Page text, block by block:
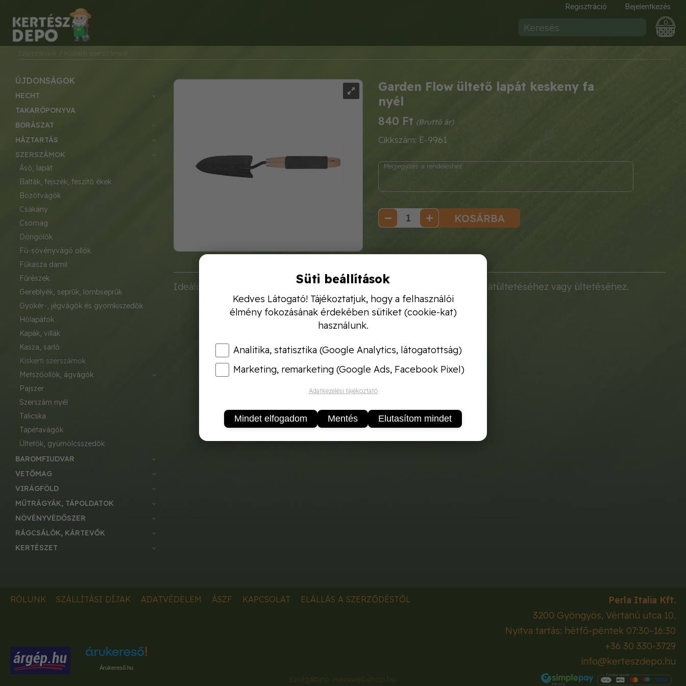
Regisztráció Bejelentkezés
0
Szerszámok / Kiskerti szerszámok
Garden Flow ültető lapát keskeny fa
nyél
840 Ft
Cikkszám: E-9961
KOSÁRBA
Ideális választás virágok, palánták és kisebb növények gyors és könnyű átültetéséhez vagy ültetéséhez.
ÚJDONSÁGOK
HECHT
TAKARÓPONYVA
BORÁSZAT
HÁZTARTÁS
SZERSZÁMOK
ásó, lapát
balták, fejszék, feszítő ékek
bozótvágók
csákány
csomag
döngölők
fű-sövényvágó ollók
fűkasza damil
fűrészek
gereblyék, seprűk, lombseprűk
gyökér-, jégvágók és gyomkiszedők
hólapátok
kapák, villák
kasza, sarló
kiskerti szerszámok
metszőollók, ágvágók
pajszer
szerszám nyél
talicska
tapétavágók
ültetők, gyümölcsszedők
BAROMFIUDVAR
VETŐMAG
VIRÁGFÖLD
MŰTRÁGYÁK, TÁPOLDATOK
NÖVÉNYVÉDŐSZER
RÁGCSÁLÓK, KÁRTEVŐK
KERTÉSZET
RÓLUNK SZÁLLÍTÁSI DÍJAK ADATVÉDELEM ÁSZF KAPCSOLAT ELÁLLÁS A SZERZŐDÉSTŐL
Perla Italia Kft.
3200 Gyöngyös, Vértanú utca 10.
Nyitva tartás: hétfő-péntek 07:30–16:30
+36 30 330-3729
info@kerteszdepo.hu
Árukereső.hu
Szolgáltató: merxwebshop.hu
Süti beállítások
Kedves Látogató! Tájékoztatjuk, hogy a felhasználói
élmény fokozásának érdekében sütiket (cookie-kat)
használunk.
Analitika, statisztika (Google Analytics, látogatottság)
Marketing, remarketing (Google Ads, Facebook Pixel)
Adatkezelési tájékoztató
Mindet elfogadom Mentés Elutasítom mindet